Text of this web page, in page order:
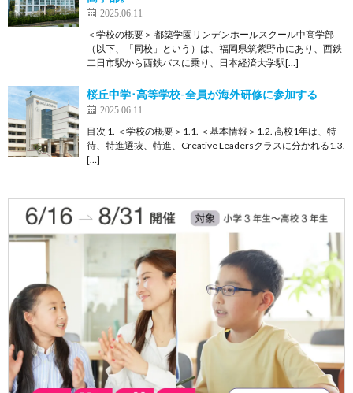
2025.06.11
＜学校の概要＞ 都築学園リンデンホールスクール中高学部
（以下、「同校」という）は、福岡県筑紫野市にあり、西鉄
二日市駅から西鉄バスに乗り、日本経済大学駅[…]
桜丘中学･高等学校-全員が海外研修に参加する
2025.06.11
目次 1. ＜学校の概要＞1.1. ＜基本情報＞1.2. 高校1年は、特
待、特進選抜、特進、Creative Leadersクラスに分かれる1.3.
[…]